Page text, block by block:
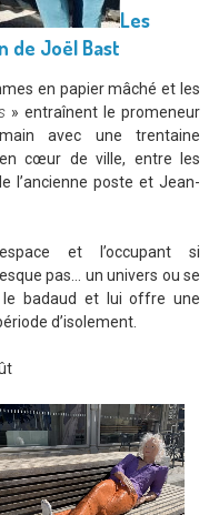
Les
de Joël Bast
en papier mâché et les
» entraînent le promeneur
avec une trentaine
en cœur de ville, entre les
l’ancienne poste et Jean-
et l’occupant si
pas… un univers ou se
badaud et lui offre une
d’isolement.